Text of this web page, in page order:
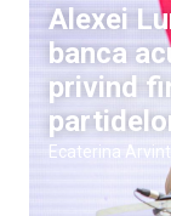
Alexei
banca
privind
Ecaterina